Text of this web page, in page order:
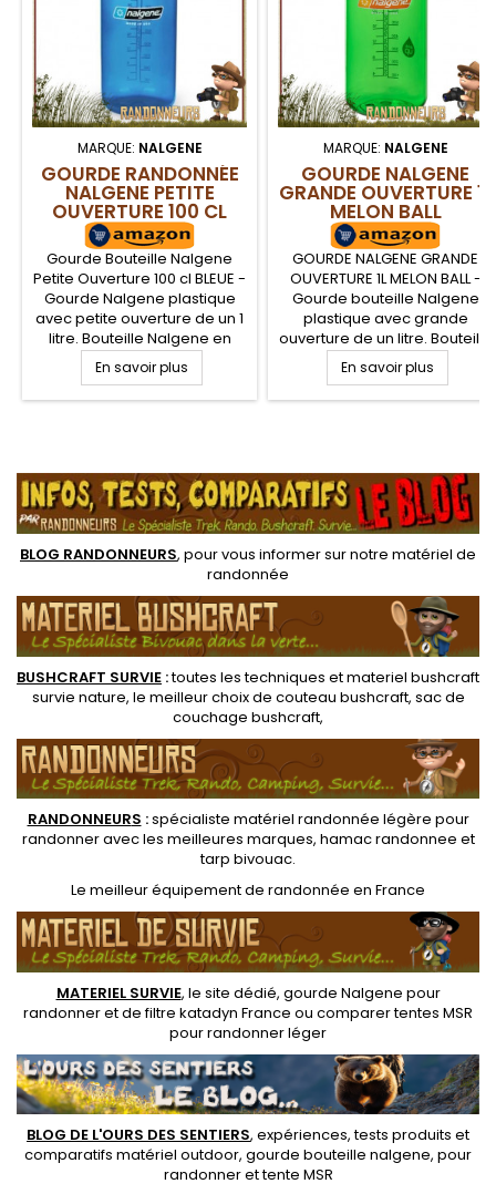
MARQUE: NALGENE
GOURDE RANDONNÉE
NALGENE PETITE
OUVERTURE 100 CL
BLEUE
Gourde Bouteille Nalgene
Petite Ouverture 100 cl BLEUE -
Gourde Nalgene plastique
avec petite ouverture de un 1
litre. Bouteille Nalgene en
tritan, robuste, adaptée à la
randonnée, survie et
Bushcraft. La Gourde NALGENE
boissons et garantie sans
BPA
En savoir plus
MARQUE: NALGENE
GOURDE NALGENE
GRANDE OUVERTURE 1L
MELON BALL
GOURDE NALGENE GRANDE
OUVERTURE 1L MELON BALL -
Gourde bouteille Nalgene
plastique avec grande
ouverture de un litre. Bouteille
Nalgene en tritan, robuste,
adaptée à la randonnée,
survie et Bushcraft. La Gourde
boissons et garantie sans
BPA. Base droite pour
l'intégrer dans la...
En savoir plus
BLOG RANDONNEURS, pour vous informer sur notre matériel de
randonnée
BUSHCRAFT SURVIE :toutes les techniques etmateriel bushcraft
survie nature, le meilleur choix de couteau bushcraft, sac de
couchage bushcraft,
RANDONNEURS :spécialiste matériel randonnée légère pour
randonner avec les meilleures marques, hamac randonnee et
tarp bivouac.
Le meilleur équipement de randonnée en France
MATERIEL SURVIE, le site dédié, gourde Nalgene pour
randonneret defiltre katadyn France ou comparer tentes MSR
pour randonner léger
BLOG DE L'OURS DES SENTIERS, expériences, tests produits et
comparatifs matériel outdoor, gourde bouteille nalgene, pour
randonner ettente MSR